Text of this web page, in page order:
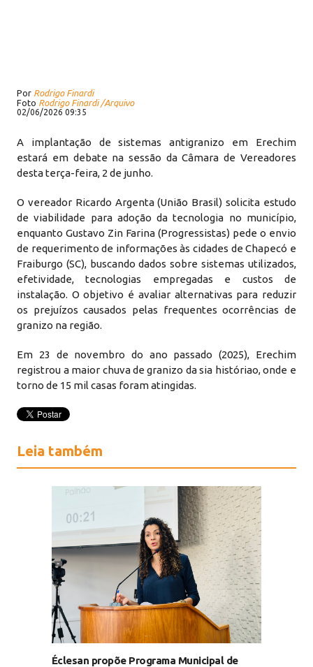
Por Rodrigo Finardi
Foto Rodrigo Finardi /Arquivo
02/06/2026 09:35
A implantação de sistemas antigranizo em Erechim
estará em debate na sessão da Câmara de Vereadores
desta terça-feira, 2 de junho.
O vereador Ricardo Argenta (União Brasil) solicita estudo
de viabilidade para adoção da tecnologia no município,
enquanto Gustavo Zin Farina (Progressistas) pede o envio
de requerimento de informações às cidades de Chapecó e
Fraiburgo (SC), buscando dados sobre sistemas utilizados,
efetividade, tecnologias empregadas e custos de
instalação. O objetivo é avaliar alternativas para reduzir
os prejuízos causados pelas frequentes ocorrências de
granizo na região.
Em 23 de novembro do ano passado (2025), Erechim
registrou a maior chuva de granizo da sia históriao, onde e
torno de 15 mil casas foram atingidas.
Leia também
Éclesan propõe Programa Municipal de